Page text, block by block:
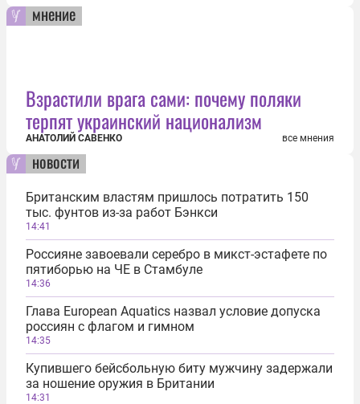
мнение
Взрастили врага сами: почему поляки
терпят украинский национализм
АНАТОЛИЙ САВЕНКО все мнения
новости
Британским властям пришлось потратить 150
тыс. фунтов из-за работ Бэнкси
14:41
Россияне завоевали серебро в микст-эстафете по
пятиборью на ЧЕ в Стамбуле
14:36
Глава European Aquatics назвал условие допуска
россиян с флагом и гимном
14:35
Купившего бейсбольную биту мужчину задержали
за ношение оружия в Британии
14:31